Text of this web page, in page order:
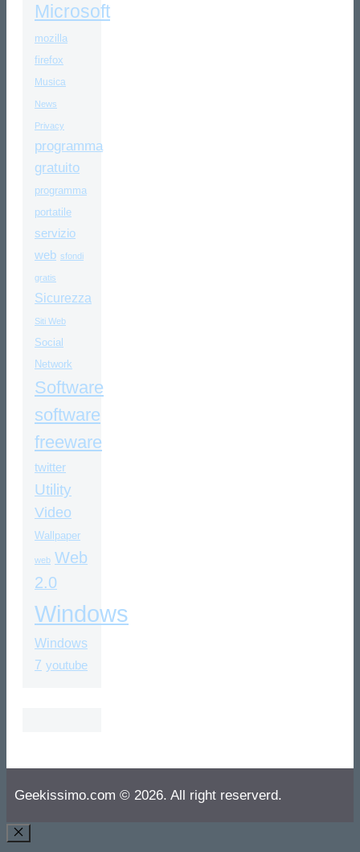
Microsoft
mozilla
firefox
Musica
News
Privacy
programma
gratuito
programma
portatile
servizio
web sfondi
gratis
Sicurezza
Siti Web
Social
Network
Software
software
freeware
twitter
Utility
Video
Wallpaper
web Web
2.0
Windows
Windows
7 youtube
Geekissimo.com © 2026. All right reserverd.
CHIUDI